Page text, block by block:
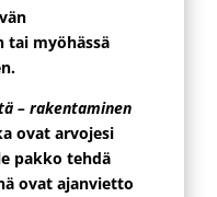
tai myöhässä
– rakentaminen
ovat arvojesi
pakko tehdä
ovat ajanvietto